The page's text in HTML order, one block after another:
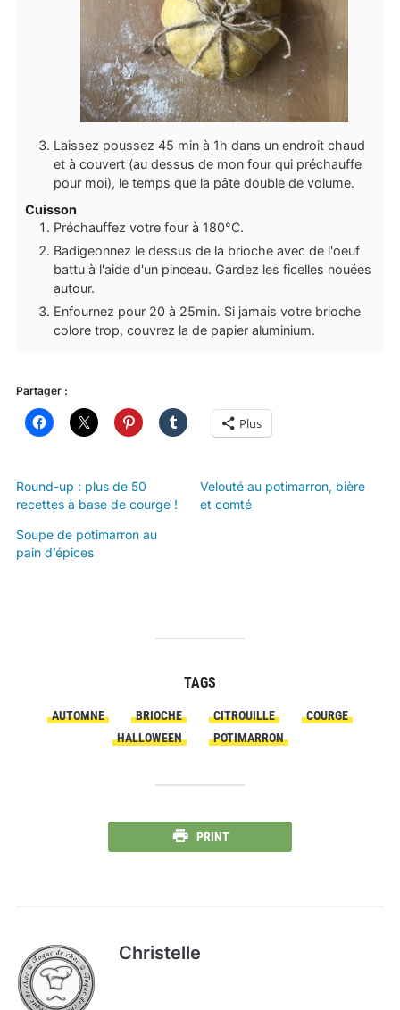
Laissez poussez 45 min à 1h dans un endroit chaud
et à couvert (au dessus de mon four qui préchauffe
pour moi), le temps que la pâte double de volume.
Cuisson
Préchauffez votre four à 180°C.
Badigeonnez le dessus de la brioche avec de l'oeuf
battu à l'aide d'un pinceau. Gardez les ficelles nouées
autour.
Enfournez pour 20 à 25min. Si jamais votre brioche
colore trop, couvrez la de papier aluminium.
Partager :
Plus
Round-up : plus de 50
recettes à base de courge !
Velouté au potimarron, bière
et comté
Soupe de potimarron au
pain d’épices
TAGS
AUTOMNE BRIOCHE CITROUILLE
COURGE
HALLOWEEN
POTIMARRON
PRINT
Christelle